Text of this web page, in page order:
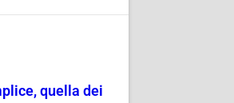
quella dei